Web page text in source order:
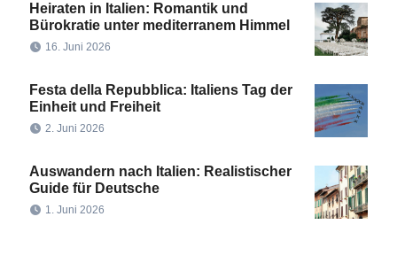
Heiraten in Italien: Romantik und
Bürokratie unter mediterranem Himmel
16. Juni 2026
Festa della Repubblica: Italiens Tag der
Einheit und Freiheit
2. Juni 2026
Auswandern nach Italien: Realistischer
Guide für Deutsche
1. Juni 2026